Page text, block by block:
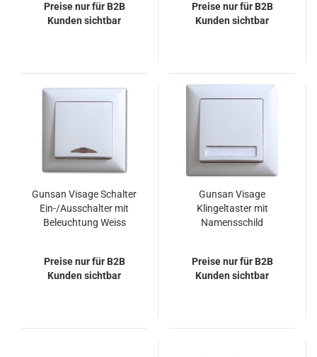
Preise nur für B2B
Kunden sichtbar
Preise nur für B2B
Kunden sichtbar
Gunsan Visage Schalter
Ein-/Ausschalter mit
Beleuchtung Weiss
Preise nur für B2B
Kunden sichtbar
Gunsan Visage
Klingeltaster mit
Namensschild
Preise nur für B2B
Kunden sichtbar